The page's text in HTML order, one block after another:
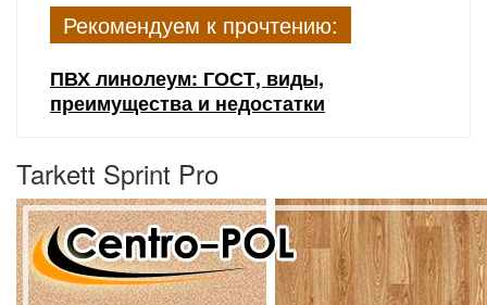
Рекомендуем к прочтению:
ПВХ линолеум: ГОСТ, виды,
преимущества и недостатки
Tarkett Sprint Pro